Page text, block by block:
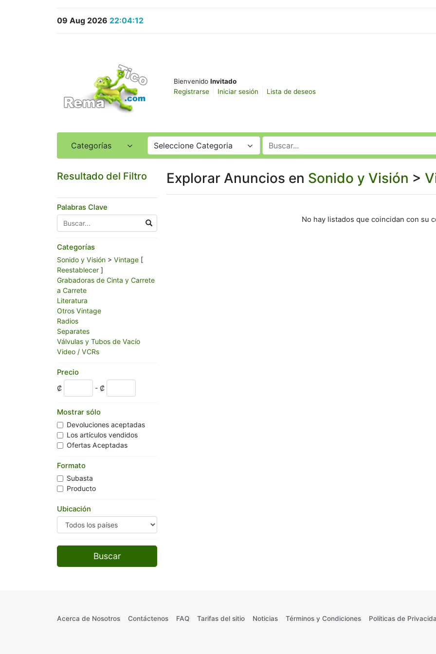
09 Aug 2026 22:04:12
Bienvenido Invitado
Registrarse
Iniciar sesión Lista de deseos
Categorías Seleccione Categoria
Resultado del Filtro
Palabras Clave
Categorías
Sonido y Visión > Vintage [
Reestablecer ]
Grabadoras de Cinta y Carrete
a Carrete
Literatura
Otros Vintage
Radios
Separates
Válvulas y Tubos de Vacío
Video / VCRs
Precio
₡ - ₡
Mostrar sólo
Devoluciones aceptadas
Los artículos vendidos
Ofertas Aceptadas
Formato
Subasta
Producto
Ubicación
Explorar Anuncios en Sonido y Visión >
No hay listados que coincidan con su
Acerca de Nosotros Contáctenos FAQ Tarifas del sitio Noticias Términos y Condiciones Políticas de